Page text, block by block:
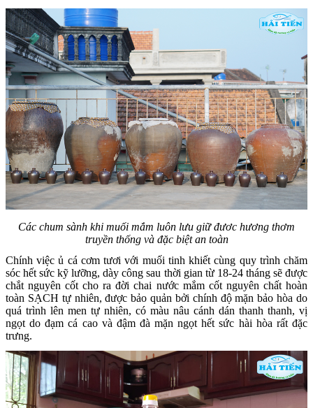
Các chum sành khi muối mắm luôn lưu giữ đươc hương thơm
truyền thống và đặc biệt an toàn
Chính việc ủ cá cơm tươi với muối tinh khiết cùng quy trình chăm
sóc hết sức kỹ lưỡng, dày công sau thời gian từ 18-24 tháng sẽ được
chắt nguyên cốt cho ra đời chai nước mắm cốt nguyên chất hoàn
toàn SẠCH tự nhiên, được bảo quản bởi chính độ mặn bảo hòa do
quá trình lên men tự nhiên, có màu nâu cánh dán thanh thanh, vị
ngọt do đạm cá cao và đậm đà mặn ngọt hết sức hài hòa rất đặc
trưng.